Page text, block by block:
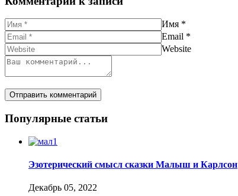
Имя *
Email *
Website
Популярные статьи
Эзотерический смысл сказки Малыш и Карлсон
Декабрь 05, 2022